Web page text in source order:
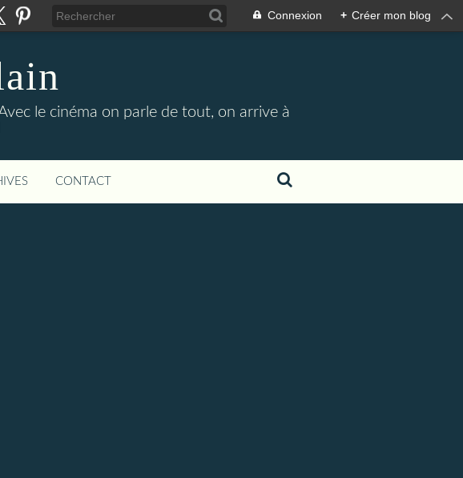
Connexion + Créer mon blog
le cinéma on parle de tout, on arrive à
CONTACT